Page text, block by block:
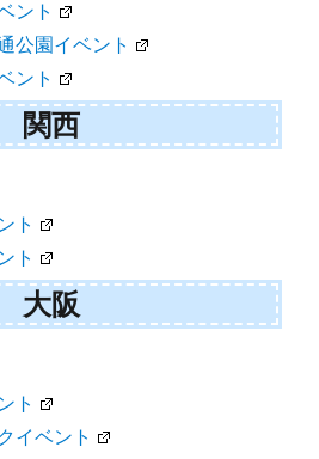
ント
公園イベント
ント
関西
ト
ト
大阪
ト
イベント